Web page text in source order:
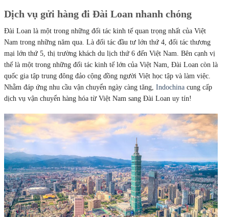
Dịch vụ gửi hàng đi Đài Loan nhanh chóng
Đài Loan là một trong những đối tác kinh tế quan trọng nhất của Việt
Nam trong những năm qua. Là đối tác đầu tư lớn thứ 4, đối tác thương
mại lớn thứ 5, thị trường khách du lịch thứ 6 đến Việt Nam. Bên cạnh vị
thế là một trong những đối tác kinh tế lớn của Việt Nam, Đài Loan còn là
quốc gia tập trung đông đảo cộng đồng người Việt học tập và làm việc.
Nhằm đáp ứng nhu cầu vận chuyển ngày càng tăng, Indochina cung cấp
dịch vụ vận chuyển hàng hóa từ Việt Nam sang Đài Loan uy tín!